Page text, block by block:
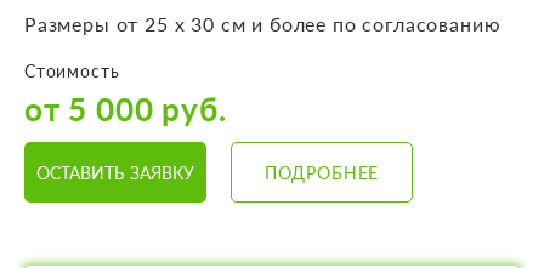
Размеры от 25 х 30 см и более по согласованию
Стоимость
от 5 000 руб.
ОСТАВИТЬ ЗАЯВКУ ПОДРОБНЕЕ